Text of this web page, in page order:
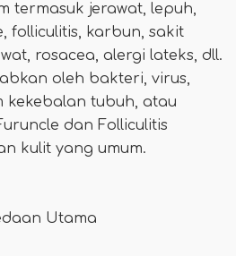
termasuk jerawat, lepuh,
folliculitis, karbun, sakit
rosacea, alergi lateks, dll.
oleh bakteri, virus,
kekebalan tubuh, atau
dan Folliculitis
kulit yang umum.
Utama